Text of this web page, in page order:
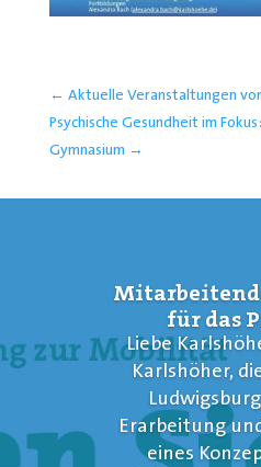
← Aktuelle Veranstaltungen
Psychische Gesundheit im
Gymnasium →
für das
Liebe
Karlshöher,
Erarbeitung
eines